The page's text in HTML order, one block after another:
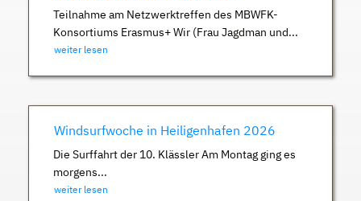
Teilnahme am Netzwerktreffen des MBWFK-
Konsortiums Erasmus+ Wir (Frau Jagdman und...
weiter lesen
Windsurfwoche in Heiligenhafen 2026
Die Surffahrt der 10. Klässler Am Montag ging es
morgens...
weiter lesen